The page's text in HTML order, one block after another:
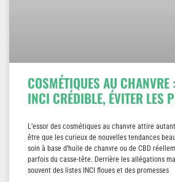
COSMÉTIQUES AU
INCI CRÉDIBLE, ÉVITER LES
L’essor des cosmétiques au chanvre attire
être que les curieux de nouvelles tendances
soin à base d’huile de chanvre ou de CBD
parfois du casse-tête. Derrière les allégations
souvent des listes INCI floues et des promesses